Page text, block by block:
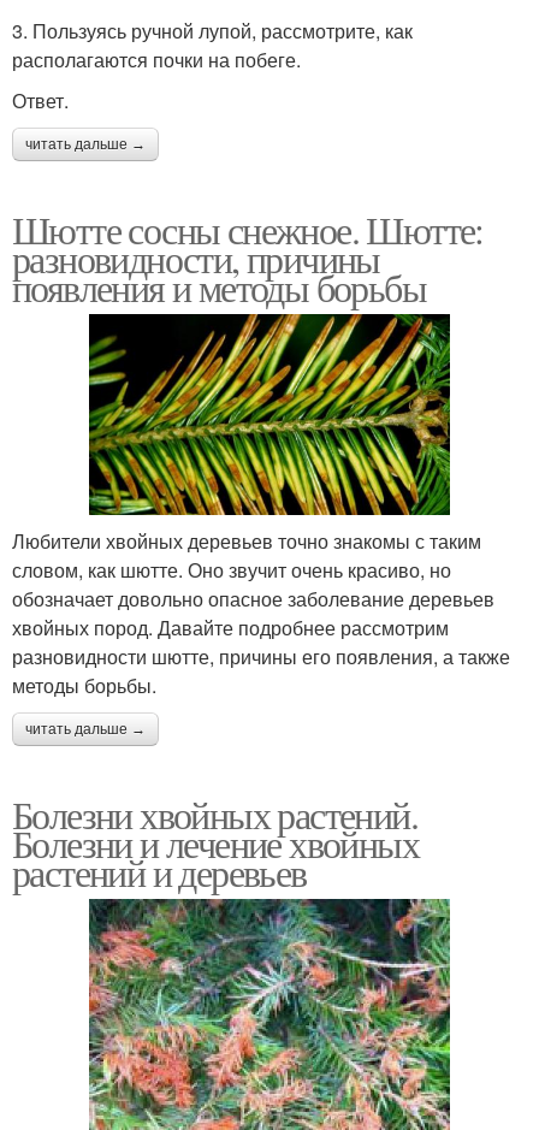
3. Пользуясь ручной лупой, рассмотрите, как
располагаются почки на побеге.
Ответ.
читать дальше →
Шютте сосны снежное. Шютте:
разновидности, причины
появления и методы борьбы
Любители хвойных деревьев точно знакомы с таким
словом, как шютте. Оно звучит очень красиво, но
обозначает довольно опасное заболевание деревьев
хвойных пород. Давайте подробнее рассмотрим
разновидности шютте, причины его появления, а также
методы борьбы.
читать дальше →
Болезни хвойных растений.
Болезни и лечение хвойных
растений и деревьев